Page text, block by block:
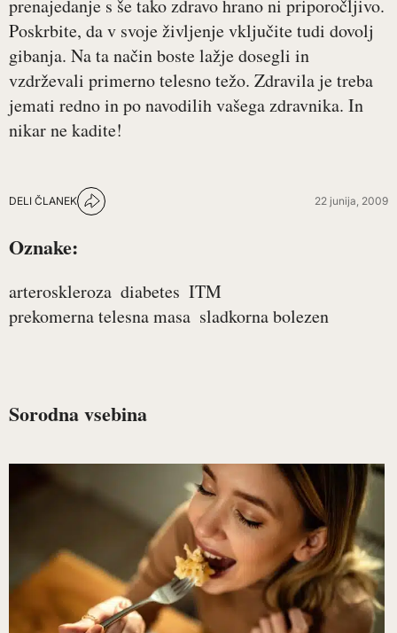
prenajedanje s še tako zdravo hrano ni priporočljivo.
Poskrbite, da v svoje življenje vključite tudi dovolj
gibanja. Na ta način boste lažje dosegli in
vzdrževali primerno telesno težo. Zdravila je treba
jemati redno in po navodilih vašega zdravnika. In
nikar ne kadite!
DELI ČLANEK 22 junija, 2009
Oznake:
arteroskleroza diabetes ITM
prekomerna telesna masa sladkorna bolezen
Sorodna vsebina